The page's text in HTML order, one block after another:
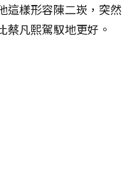
這樣形容陳二崁，突然
蔡凡熙駕馭地更好。